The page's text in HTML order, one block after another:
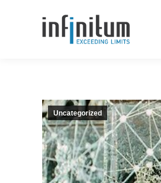
Uncategorized